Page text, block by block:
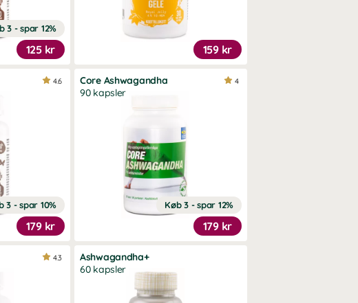
3 - spar 12%
125 kr 159 kr
3 - spar 10%
179 kr
4.6
Core Ashwagandha
90 kapsler
Køb 3 - spar 12%
179 kr
4
4.3
Ashwagandha+
60 kapsler